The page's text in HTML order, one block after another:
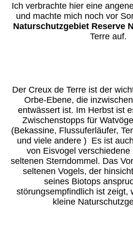
Ich verbrachte hier eine
und machte mich noch vor
Naturschutzgebiet Reserve
Terre auf.
Der Creux de Terre ist der
Orbe-Ebene, die
entwässert ist. Im Herbst ist
Zwischenstopps für
(Bekassine, Flussuferläufer,
und viele andere ) Es ist
von Eisvogel
seltenen Sterndommel. Das
seltenen Vogels, der
seines Biotops
störungsempfindlich ist zeigt,
kleine